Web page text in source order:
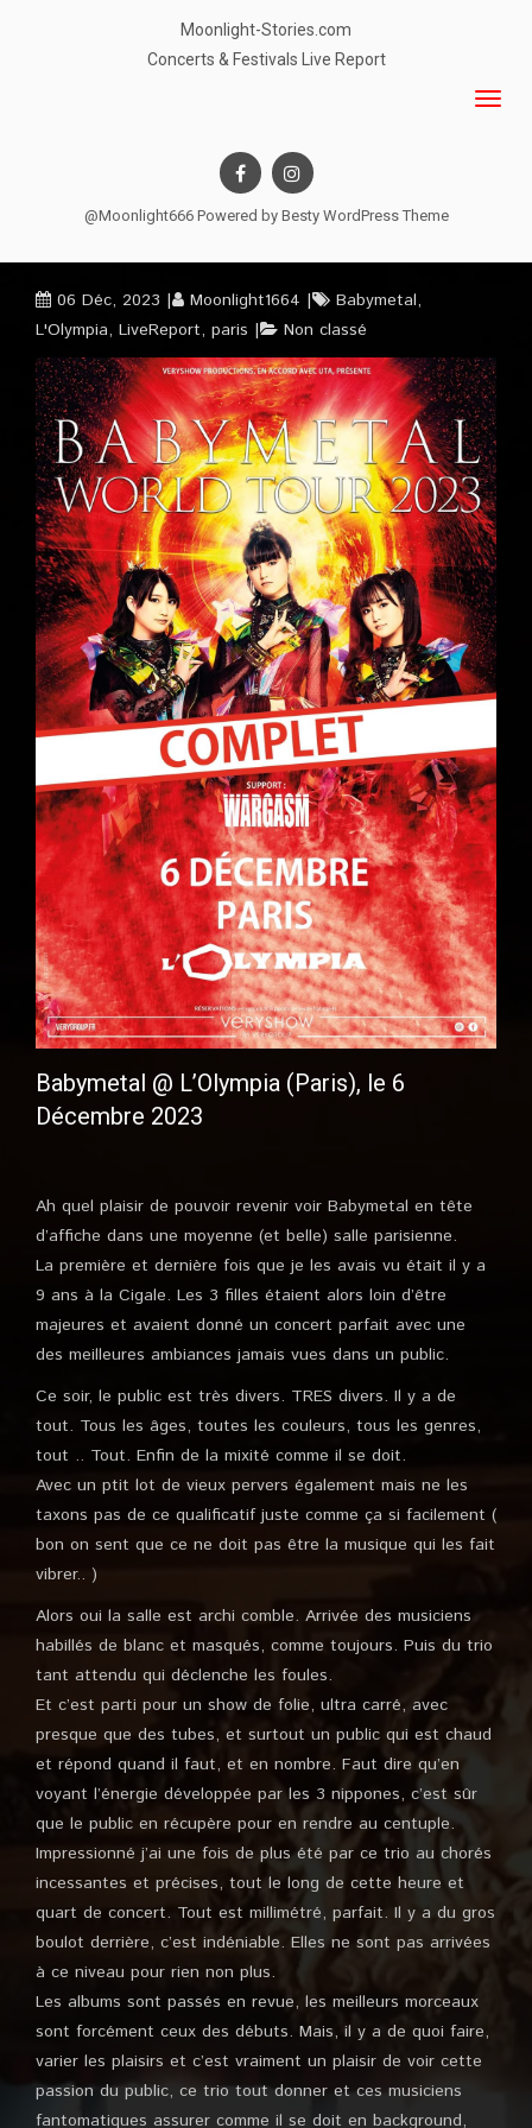
Moonlight-Stories.com
Concerts & Festivals Live Report
@Moonlight666 Powered by Besty WordPress Theme
06 Déc, 2023 Moonlight1664 Babymetal,
L'Olympia, LiveReport, paris Non classé
Babymetal @ L’Olympia (Paris), le 6
Décembre 2023
Ah quel plaisir de pouvoir revenir voir Babymetal en tête
d’affiche dans une moyenne (et belle) salle parisienne.
La première et dernière fois que je les avais vu était il y a
9 ans à la Cigale. Les 3 filles étaient alors loin d’être
majeures et avaient donné un concert parfait avec une
des meilleures ambiances jamais vues dans un public.
Ce soir, le public est très divers. TRES divers. Il y a de
tout. Tous les âges, toutes les couleurs, tous les genres,
tout .. Tout. Enfin de la mixité comme il se doit.
Avec un ptit lot de vieux pervers également mais ne les
taxons pas de ce qualificatif juste comme ça si facilement (
bon on sent que ce ne doit pas être la musique qui les fait
vibrer.. )
Alors oui la salle est archi comble. Arrivée des musiciens
habillés de blanc et masqués, comme toujours. Puis du trio
tant attendu qui déclenche les foules.
Et c’est parti pour un show de folie, ultra carré, avec
presque que des tubes, et surtout un public qui est chaud
et répond quand il faut, et en nombre. Faut dire qu’en
voyant l’énergie développée par les 3 nippones, c’est sûr
que le public en récupère pour en rendre au centuple.
Impressionné j’ai une fois de plus été par ce trio au chorés
incessantes et précises, tout le long de cette heure et
quart de concert. Tout est millimétré, parfait. Il y a du gros
boulot derrière, c’est indéniable. Elles ne sont pas arrivées
à ce niveau pour rien non plus.
Les albums sont passés en revue, les meilleurs morceaux
sont forcément ceux des débuts. Mais, il y a de quoi faire,
varier les plaisirs et c’est vraiment un plaisir de voir cette
passion du public, ce trio tout donner et ces musiciens
fantomatiques assurer comme il se doit en background,